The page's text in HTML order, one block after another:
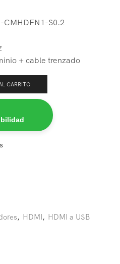
CMHDFN1-S0.2
+ cable trenzado
CARRITO
, HDMI, HDMI a USB